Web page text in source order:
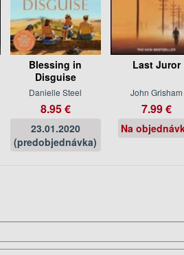
Blessing in
Disguise
Danielle Steel
8.95 €
23.01.2020
(predobjednávka)
Last Juror
John Grisham
7.99 €
Na